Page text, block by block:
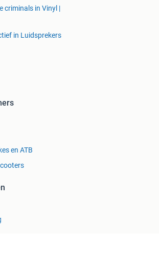
criminals in Vinyl |
in Luidsprekers
en ATB